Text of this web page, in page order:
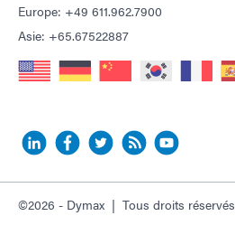
Europe: +49 611.962.7900
Asie: +65.67522887
©2026 - Dymax | Tous droits réservés